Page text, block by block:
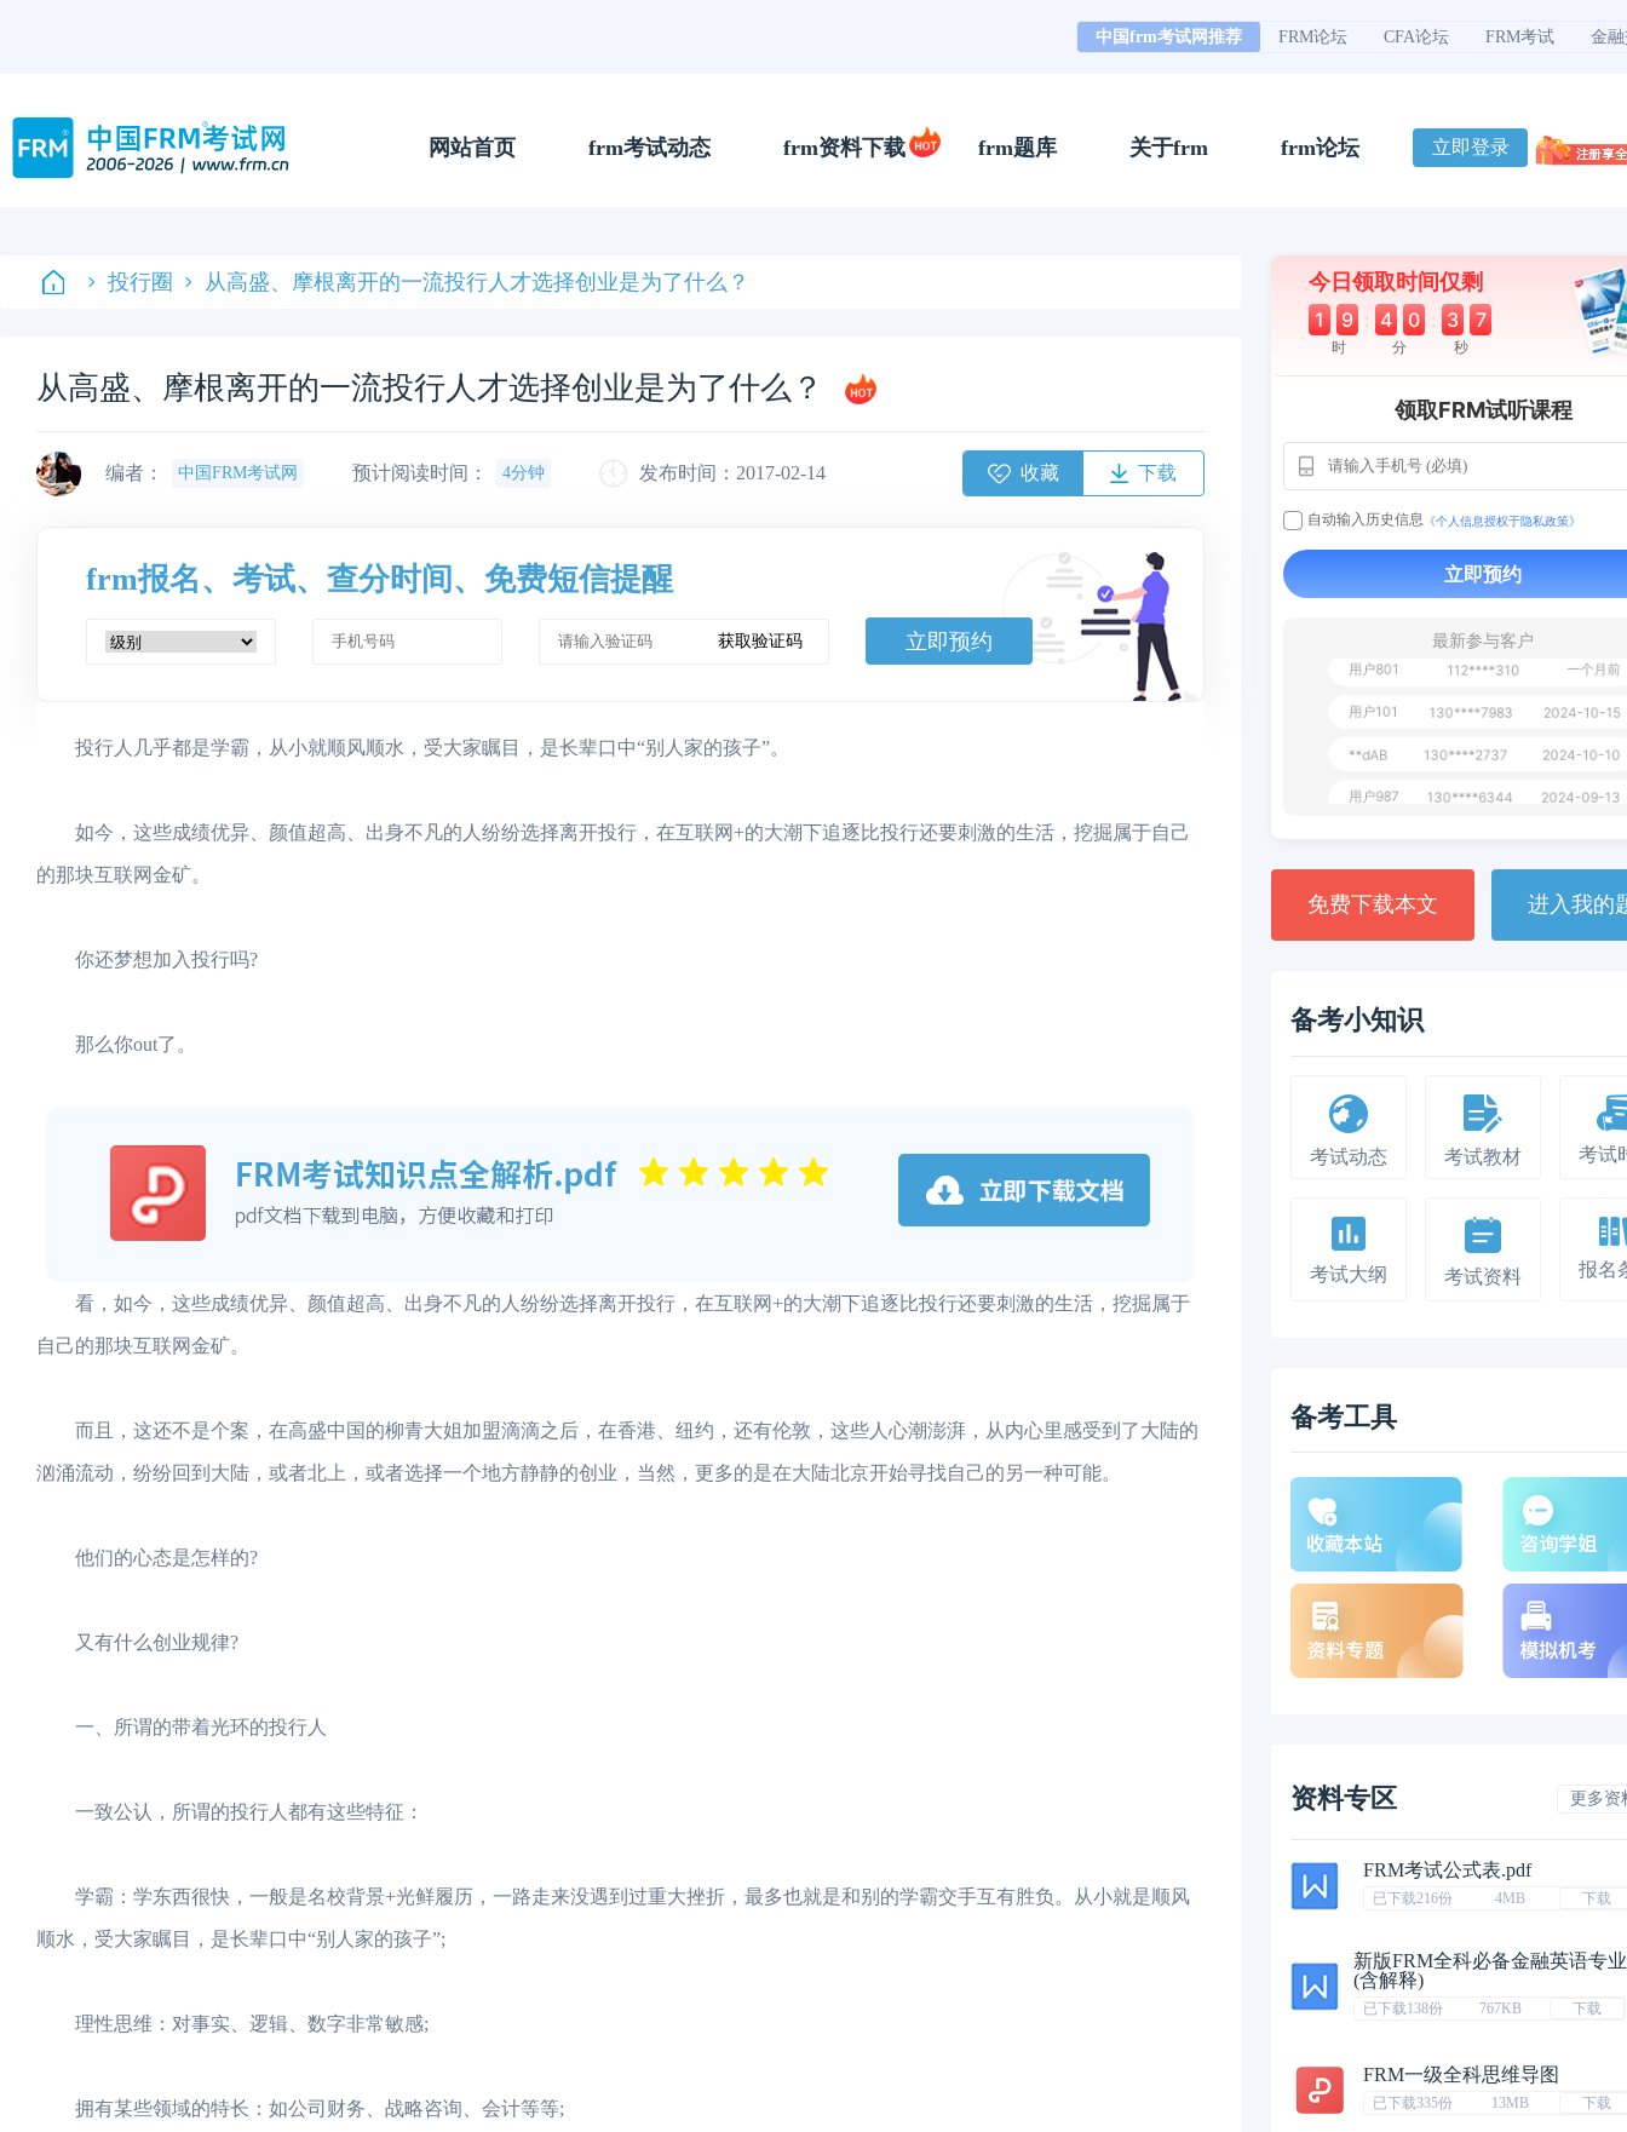
中国frm考试网推荐 FRM论坛 CFA论坛 FRM考试 金
网站首页 frm考试动态 frm资料下载 frm题库 关于frm frm论坛 立即登录
投行圈 从高盛、摩根离开的一流投行人才选择创业是为了什么？
从高盛、摩根离开的一流投行人才选择创业是为了什么？
编者： 中国FRM考试网 预计阅读时间： 4分钟 发布时间：2017-02-14 收藏 下载
frm报名、考试、查分时间、免费短信提醒
获取验证码 立即预约
投行人几乎都是学霸，从小就顺风顺水，受大家瞩目，是长辈口中“别人家的孩子”。
如今，这些成绩优异、颜值超高、出身不凡的人纷纷选择离开投行，在互联网+的大潮下追逐比投行还要刺激的生活，挖掘属于自己
的那块互联网金矿。
你还梦想加入投行吗?
那么你out了。
看，如今，这些成绩优异、颜值超高、出身不凡的人纷纷选择离开投行，在互联网+的大潮下追逐比投行还要刺激的生活，挖掘属于
自己的那块互联网金矿。
而且，这还不是个案，在高盛中国的柳青大姐加盟滴滴之后，在香港、纽约，还有伦敦，这些人心潮澎湃，从内心里感受到了大陆的
汹涌流动，纷纷回到大陆，或者北上，或者选择一个地方静静的创业，当然，更多的是在大陆北京开始寻找自己的另一种可能。
他们的心态是怎样的?
又有什么创业规律?
一、所谓的带着光环的投行人
一致公认，所谓的投行人都有这些特征：
学霸：学东西很快，一般是名校背景+光鲜履历，一路走来没遇到过重大挫折，最多也就是和别的学霸交手互有胜负。从小就是顺风
顺水，受大家瞩目，是长辈口中“别人家的孩子”;
理性思维：对事实、逻辑、数字非常敏感;
拥有某些领域的特长：如公司财务、战略咨询、会计等等;
今日领取时间仅剩
1 9 : 4 0 : 3 6
时 分 秒
领取FRM试听课程
自动输入历史信息 《个人信息授权于隐私政策》
立即预约
最新参与客户
用户163 112****290 1天前
**AoZ 130****8017 1 天前
用户651 127****21 2024-11-19
130****9630
免费下载本文 进入我的
备考小知识
考试动态 考试教材 考试
考试大纲 考试资料 报名
备考工具
资料专区 更多资
FRM考试公式表.pdf
已下载216份 4MB 下载
新版FRM全科必备金融英语专
(含解释)
已下载138份 767KB 下载
FRM一级全科思维导图
已下载335份 13MB 下载